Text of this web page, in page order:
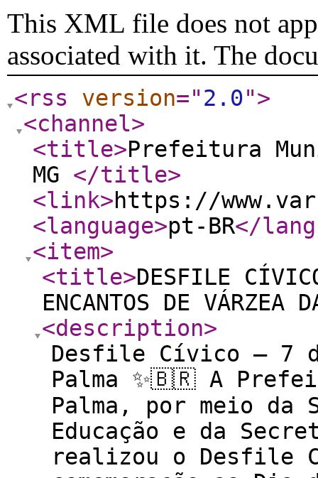
This XML file does not
associated with it. The
<rss version="2.0">
<channel>
<title>Prefeitura
MG </title>
<link>https://
<language>pt-BR</
<item>
<title>DESFILE
ENCANTOS DE VÁRZEA
<description>
Desfile Cívico – 7
Palma ✨🇧🇷 A
Palma, por meio da
Educação e da
realizou o Desfile